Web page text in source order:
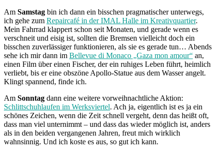
Am Samstag bin ich dann ein bisschen pragmatischer unterwegs,
ich gehe zum Repaircafé in der IMAL Halle im Kreativquartier.
Mein Fahrrad klappert schon seit Monaten, und gerade wenn es
verschneit und eisig ist, sollten die Bremsen vielleicht doch ein
bisschen zuverlässiger funktionieren, als sie es gerade tun… Abends
sehe ich mir dann im Bellevue di Monaco „Gaza mon amour“ an,
einen Film über einen Fischer, der ein ruhiges Leben führt, heimlich
verliebt, bis er eine obszöne Apollo-Statue aus dem Wasser angelt.
Klingt spannend, finde ich.
Am Sonntag dann eine weitere vorweihnachtliche Aktion:
Schlittschuhlaufen im Werksviertel. Ach ja, eigentlich ist es ja ein
schönes Zeichen, wenn die Zeit schnell vergeht, denn das heißt oft,
dass man viel unternimmt – und dass das wieder möglich ist, anders
als in den beiden vergangenen Jahren, freut mich wirklich
wahnsinnig. Und ich koste es aus, so gut ich kann.